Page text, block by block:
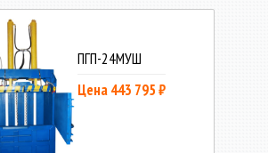
ПГП-24МУШ
Цена 443 795 ₽